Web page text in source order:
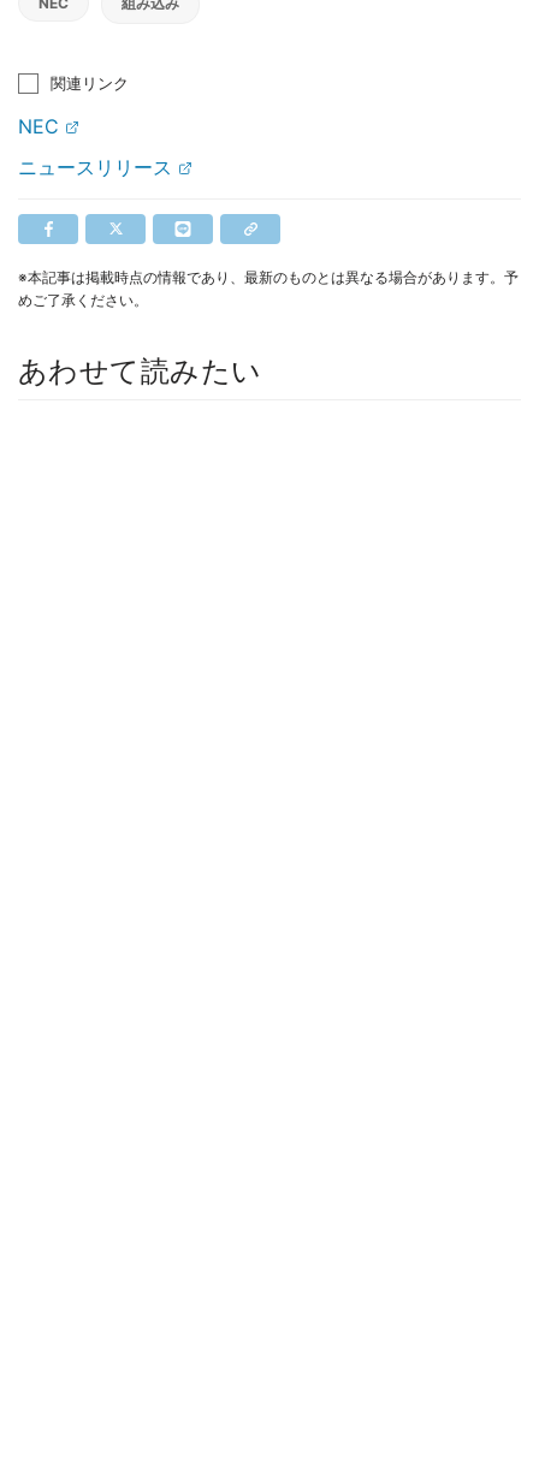
関連リンク
NEC
ニュースリリース
※本記事は掲載時点の情報であり、最新のものとは異なる場合があります。予
めご了承ください。
あわせて読みたい